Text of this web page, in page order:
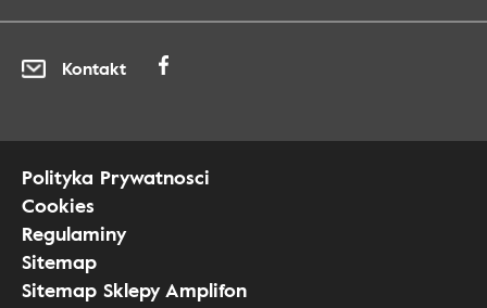
Kontakt
Polityka Prywatnosci
Cookies
Regulaminy
Sitemap
Sitemap Sklepy Amplifon